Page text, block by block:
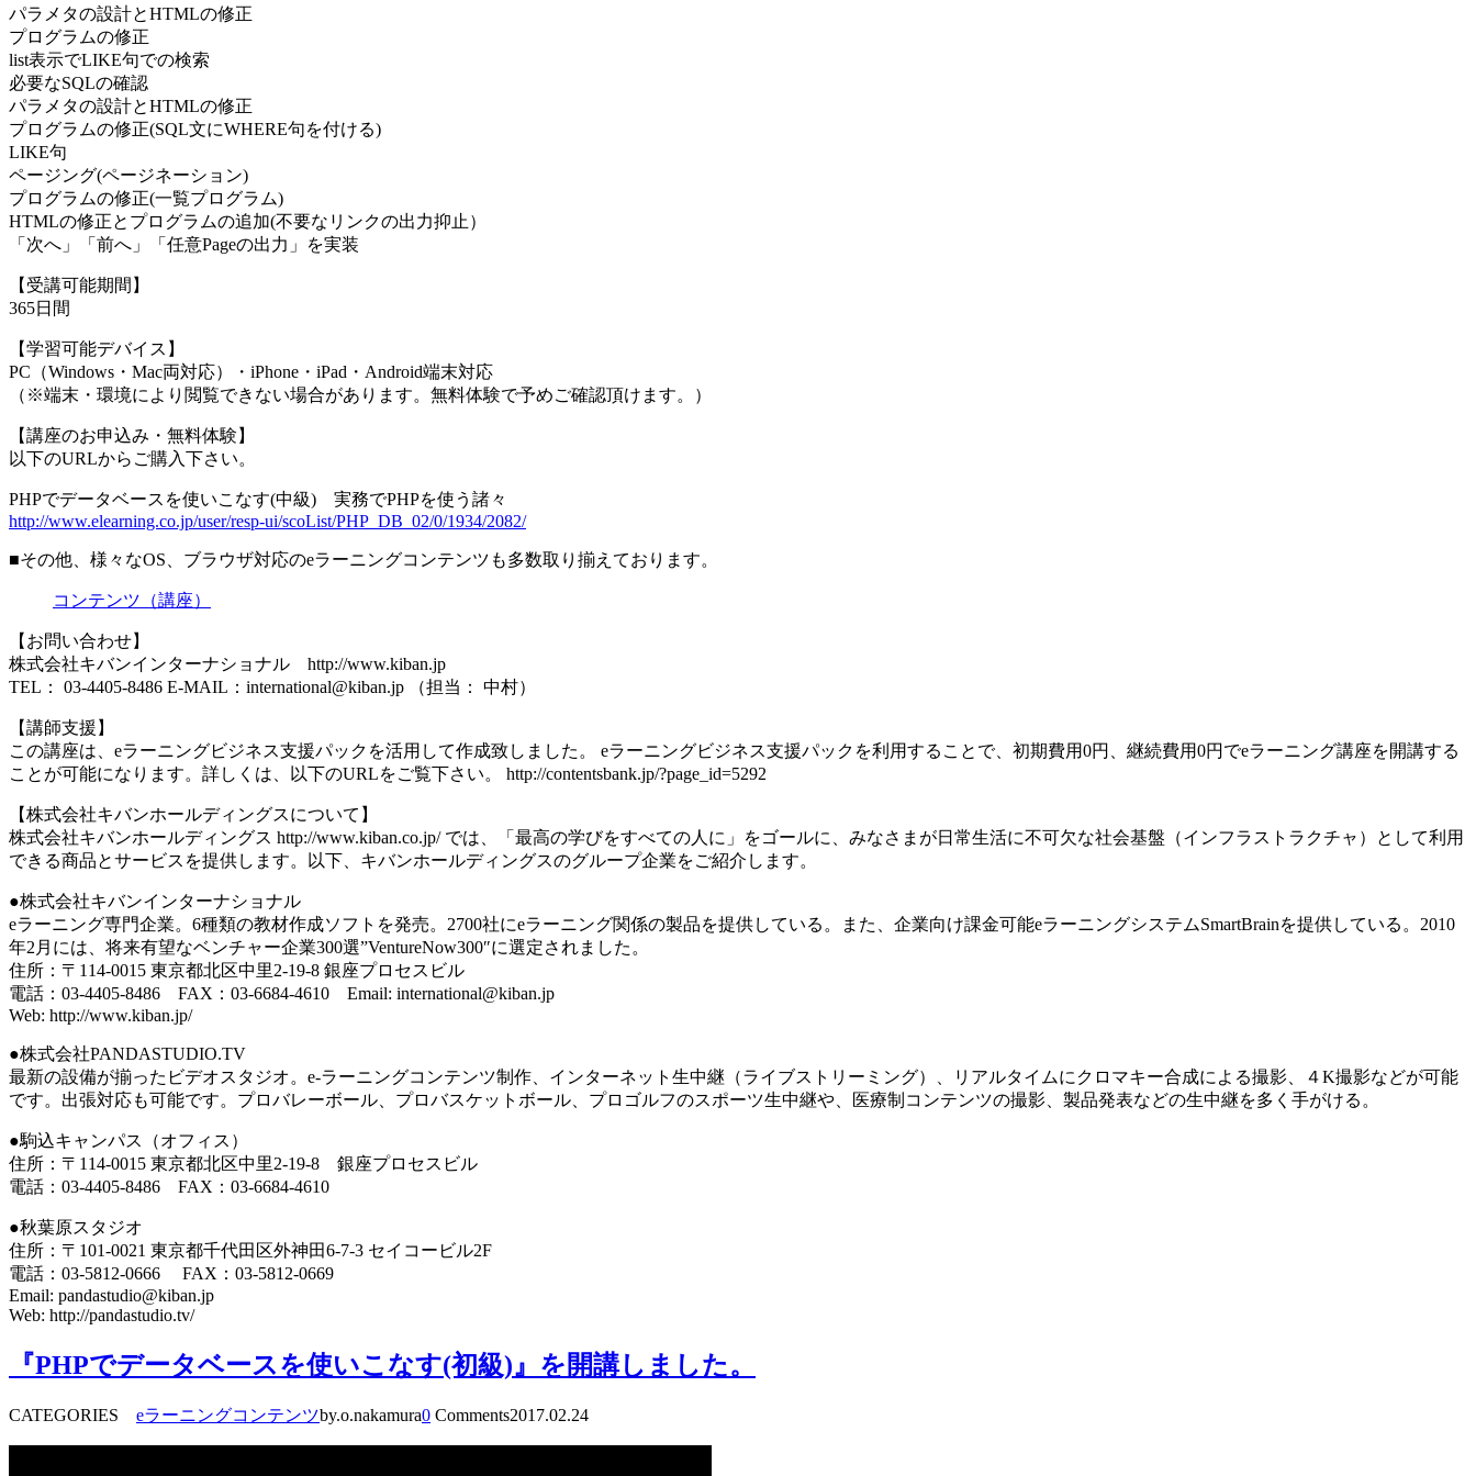
パラメタの設計とHTMLの修正
プログラムの修正
list表示でLIKE句での検索
必要なSQLの確認
パラメタの設計とHTMLの修正
プログラムの修正(SQL文にWHERE句を付ける)
LIKE句
ページング(ページネーション)
プログラムの修正(一覧プログラム)
HTMLの修正とプログラムの追加(不要なリンクの出力抑止）
「次へ」「前へ」「任意Pageの出力」を実装
【受講可能期間】
365日間
【学習可能デバイス】
PC（Windows・Mac両対応）・iPhone・iPad・Android端末対応
（※端末・環境により閲覧できない場合があります。無料体験で予めご確認頂けます。）
【講座のお申込み・無料体験】
以下のURLからご購入下さい。
PHPでデータベースを使いこなす(中級) 実務でPHPを使う諸々
http://www.elearning.co.jp/user/resp-ui/scoList/PHP_DB_02/0/1934/2082/
■その他、様々なOS、ブラウザ対応のeラーニングコンテンツも多数取り揃えております。
コンテンツ（講座）
【お問い合わせ】
株式会社キバンインターナショナル http://www.kiban.jp
TEL： 03-4405-8486 E-MAIL：international@kiban.jp （担当： 中村）
【講師支援】
この講座は、eラーニングビジネス支援パックを活用して作成致しました。 eラーニングビジネス支援パックを利用することで、初期費用0円、継続費用0円でeラーニング講座を開講する
ことが可能になります。詳しくは、以下のURLをご覧下さい。 http://contentsbank.jp/?page_id=5292
【株式会社キバンホールディングスについて】
株式会社キバンホールディングス http://www.kiban.co.jp/ では、「最高の学びをすべての人に」をゴールに、みなさまが日常生活に不可欠な社会基盤（インフラストラクチャ）として利用
できる商品とサービスを提供します。以下、キバンホールディングスのグループ企業をご紹介します。
●株式会社キバンインターナショナル
eラーニング専門企業。6種類の教材作成ソフトを発売。2700社にeラーニング関係の製品を提供している。また、企業向け課金可能eラーニングシステムSmartBrainを提供している。2010
年2月には、将来有望なベンチャー企業300選”VentureNow300″に選定されました。
住所：〒114-0015 東京都北区中里2-19-8 銀座プロセスビル
電話：03-4405-8486 FAX：03-6684-4610 Email: international@kiban.jp
Web: http://www.kiban.jp/
●株式会社PANDASTUDIO.TV
最新の設備が揃ったビデオスタジオ。e-ラーニングコンテンツ制作、インターネット生中継（ライブストリーミング）、リアルタイムにクロマキー合成による撮影、４K撮影などが可能
です。出張対応も可能です。プロバレーボール、プロバスケットボール、プロゴルフのスポーツ生中継や、医療制コンテンツの撮影、製品発表などの生中継を多く手がける。
●駒込キャンパス（オフィス）
住所：〒114-0015 東京都北区中里2-19-8 銀座プロセスビル
電話：03-4405-8486 FAX：03-6684-4610
●秋葉原スタジオ
住所：〒101-0021 東京都千代田区外神田6-7-3 セイコービル2F
電話：03-5812-0666 FAX：03-5812-0669
Email: pandastudio@kiban.jp
Web: http://pandastudio.tv/
『PHPでデータベースを使いこなす(初級)』を開講しました。
CATEGORIES eラーニングコンテンツby.o.nakamura0 Comments2017.02.24